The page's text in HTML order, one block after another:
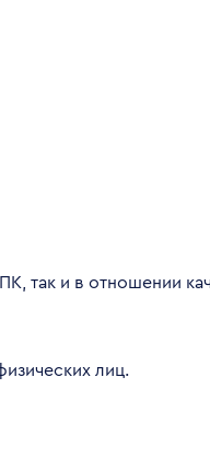
так и в отношении
лиц.